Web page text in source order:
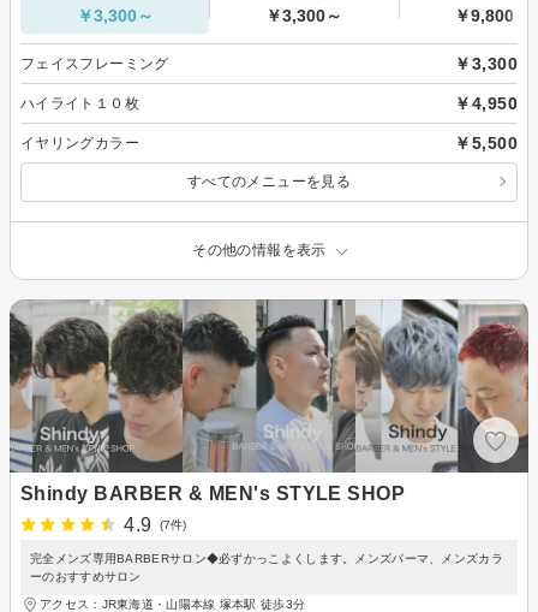
￥3,300～ ￥3,300～ ￥9,800～
フェイスフレーミング ￥3,300
ハイライト１０枚 ￥4,950
イヤリングカラー ￥5,500
すべてのメニューを見る
その他の情報を表示
Shindy BARBER & MEN's STYLE SHOP
4.9
(7件)
完全メンズ専用BARBERサロン◆必ずかっこよくします。メンズパーマ、メンズカラ
ーのおすすめサロン
アクセス：JR東海道・山陽本線 塚本駅 徒歩3分